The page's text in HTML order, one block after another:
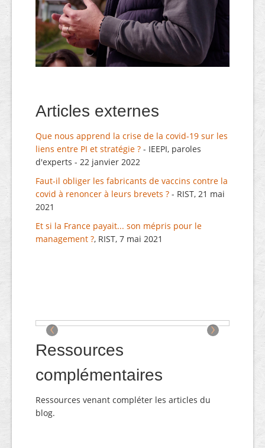
Articles externes
Que nous apprend la crise de la covid-19 sur les
liens entre PI et stratégie ? - IEEPI, paroles
d'experts - 22 janvier 2022
Faut-il obliger les fabricants de vaccins contre la
covid à renoncer à leurs brevets ? - RIST, 21 mai
2021
Et si la France payait... son mépris pour le
management ?, RIST, 7 mai 2021
‹ ›
Ressources
complémentaires
Ressources venant compléter les articles du
blog.